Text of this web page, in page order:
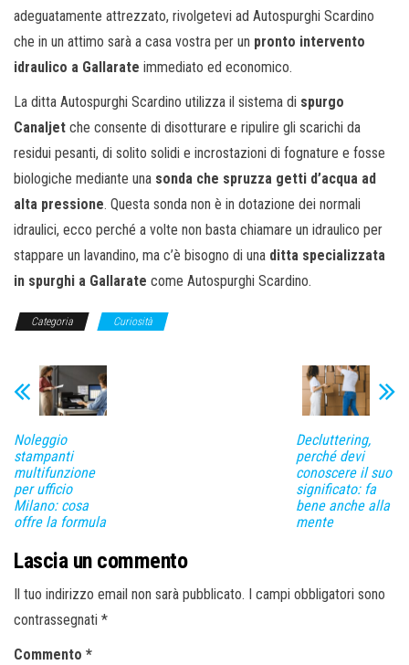
adeguatamente attrezzato, rivolgetevi ad Autospurghi Scardino
che in un attimo sarà a casa vostra per un pronto intervento
idraulico a Gallarate immediato ed economico.
La ditta Autospurghi Scardino utilizza il sistema di spurgo
Canaljet che consente di disotturare e ripulire gli scarichi da
residui pesanti, di solito solidi e incrostazioni di fognature e fosse
biologiche mediante una sonda che spruzza getti d’acqua ad
alta pressione. Questa sonda non è in dotazione dei normali
idraulici, ecco perché a volte non basta chiamare un idraulico per
stappare un lavandino, ma c’è bisogno di una ditta specializzata
in spurghi a Gallarate come Autospurghi Scardino.
Categoria Curiosità
Noleggio
stampanti
multifunzione
per ufficio
Milano: cosa
offre la formula
Decluttering,
perché devi
conoscere il suo
significato: fa
bene anche alla
mente
Lascia un commento
Il tuo indirizzo email non sarà pubblicato. I campi obbligatori sono
contrassegnati *
Commento *